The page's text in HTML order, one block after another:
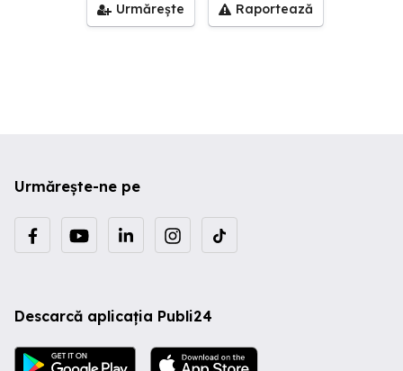
Urmărește Raportează
Urmărește-ne pe
Descarcă aplicația Publi24